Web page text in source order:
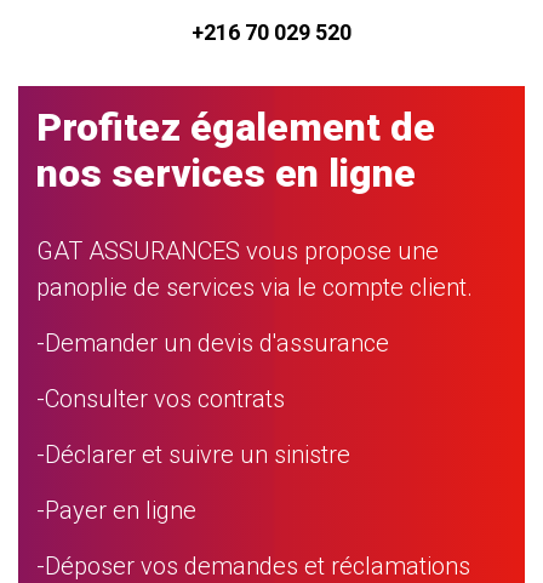
+216 70 029 520
Profitez également de
nos services en ligne
GAT ASSURANCES vous propose une
panoplie de services via le compte client.
-Demander un devis d'assurance
-Consulter vos contrats
-Déclarer et suivre un sinistre
-Payer en ligne
-Déposer vos demandes et réclamations